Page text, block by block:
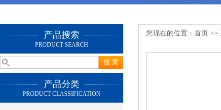
产品搜索
PRODUCT SEARCH
产品分类
PRODUCT CLASSIFICATION
您现在的位置： 首页 >>